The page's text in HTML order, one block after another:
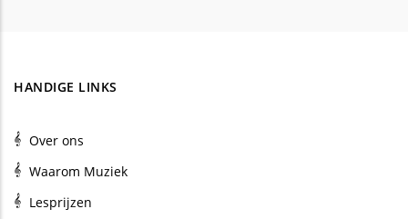
HANDIGE LINKS
Over ons
Waarom Muziek
Lesprijzen